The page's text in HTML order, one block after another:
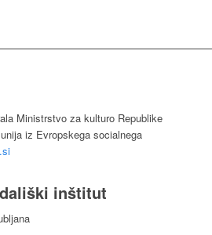
Ministrstvo za kulturo Republike
iz Evropskega socialnega
inštitut